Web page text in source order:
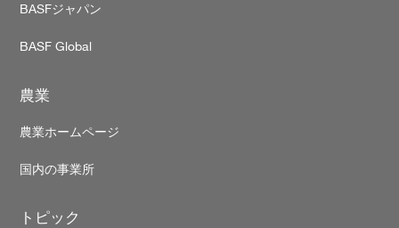
BASFジャパン
BASF Global
農業
農業ホームページ
国内の事業所
トピック